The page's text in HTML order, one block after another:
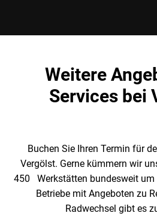
Weitere
Services bei
Buchen Sie Ihren Termin für
Vergölst. Gerne kümmern wir
450 Werkstätten bundesweit um
Betriebe mit Angeboten zu
Radwechsel gibt es